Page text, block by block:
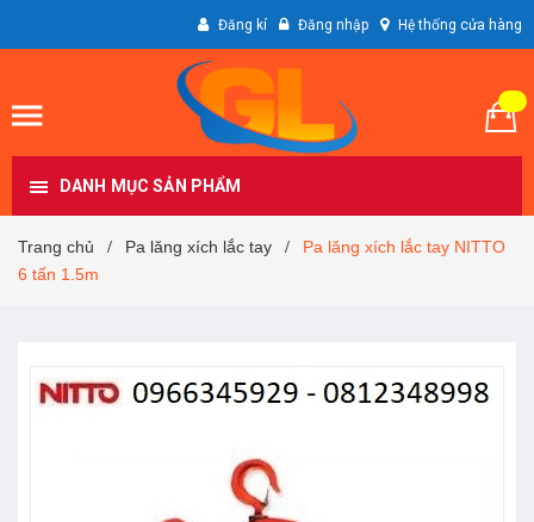
Đăng kí Đăng nhập Hệ thống cửa hàng
DANH MỤC SẢN PHẨM
Trang chủ / Pa lăng xích lắc tay /
Pa lăng xích lắc tay NITTO
6 tấn 1.5m